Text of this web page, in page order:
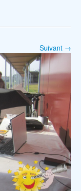
Suivant →